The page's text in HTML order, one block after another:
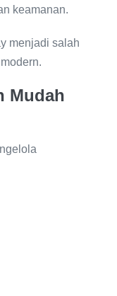
keamanan.
menjadi salah
Mudah